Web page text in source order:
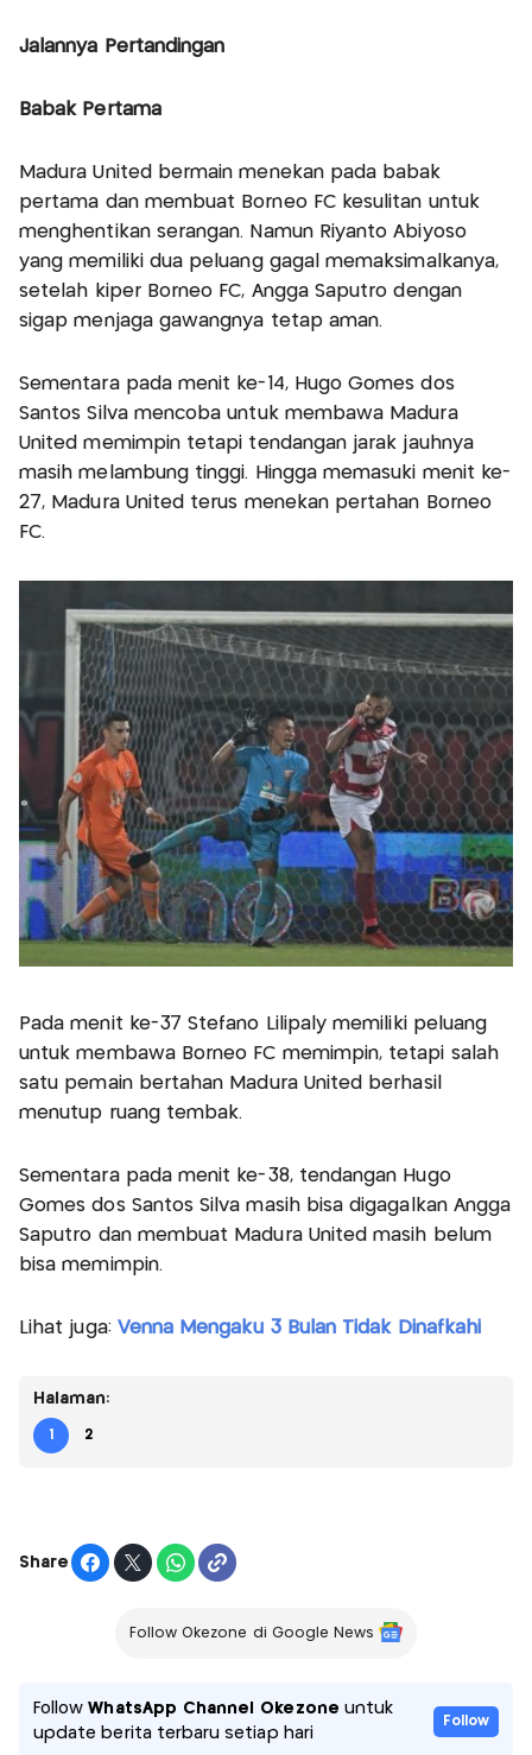
Jalannya Pertandingan
Babak Pertama
Madura United bermain menekan pada babak
pertama dan membuat Borneo FC kesulitan untuk
menghentikan serangan. Namun Riyanto Abiyoso
yang memiliki dua peluang gagal memaksimalkanya,
setelah kiper Borneo FC, Angga Saputro dengan
sigap menjaga gawangnya tetap aman.
Sementara pada menit ke-14, Hugo Gomes dos
Santos Silva mencoba untuk membawa Madura
United memimpin tetapi tendangan jarak jauhnya
masih melambung tinggi. Hingga memasuki menit ke-
27, Madura United terus menekan pertahan Borneo
FC.
Pada menit ke-37 Stefano Lilipaly memiliki peluang
untuk membawa Borneo FC memimpin, tetapi salah
satu pemain bertahan Madura United berhasil
menutup ruang tembak.
Sementara pada menit ke-38, tendangan Hugo
Gomes dos Santos Silva masih bisa digagalkan Angga
Saputro dan membuat Madura United masih belum
bisa memimpin.
Lihat juga: Venna Mengaku 3 Bulan Tidak Dinafkahi
Halaman:
1 2
Share
Follow Okezone di Google News
FollowWhatsApp Channel Okezone untuk
update berita terbaru setiap hari
Follow